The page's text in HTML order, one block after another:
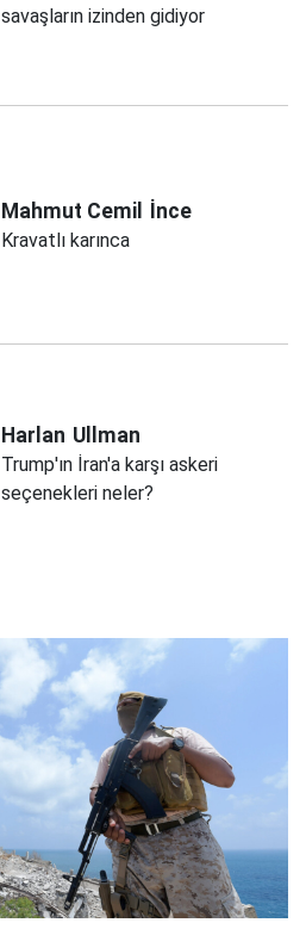
savaşların izinden gidiyor
Mahmut Cemil İnce
Kravatlı karınca
Harlan Ullman
Trump'ın İran'a karşı askeri
seçenekleri neler?